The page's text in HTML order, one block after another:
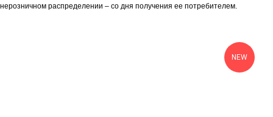
нерозничном распределении – со дня получения ее потребителем.
NEW